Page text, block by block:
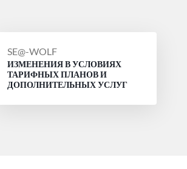
СООБЩЕНИЕ
ОТ
SE@-WOLF
ИЗМЕНЕНИЯ В УСЛОВИЯХ
ТАРИФНЫХ ПЛАНОВ И
ДОПОЛНИТЕЛЬНЫХ УСЛУГ